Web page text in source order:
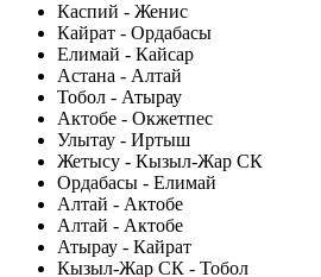
Каспий - Женис
Кайрат - Ордабасы
Елимай - Кайсар
Астана - Алтай
Тобол - Атырау
Актобе - Окжетпес
Улытау - Иртыш
Жетысу - Кызыл-Жар СК
Ордабасы - Елимай
Алтай - Актобе
Алтай - Актобе
Атырау - Кайрат
Кызыл-Жар СК - Тобол